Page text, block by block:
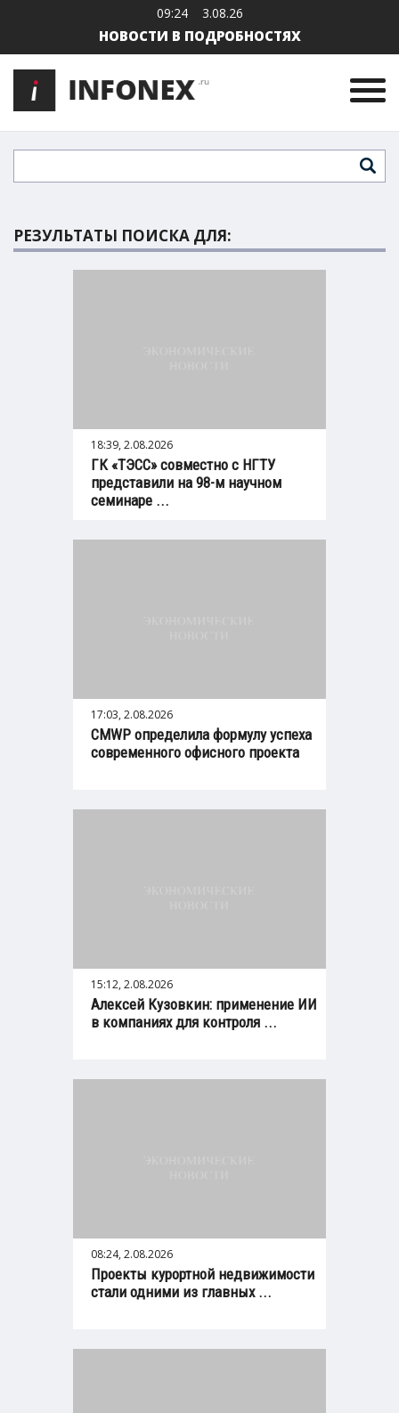
09:24 3.08.26
НОВОСТИ В ПОДРОБНОСТЯХ
РЕЗУЛЬТАТЫ ПОИСКА ДЛЯ:
18:39, 2.08.2026
ГК «ТЭСС» совместно с НГТУ
представили на 98-м научном
семинаре ...
17:03, 2.08.2026
CMWP определила формулу успеха
современного офисного проекта
15:12, 2.08.2026
Алексей Кузовкин: применение ИИ
в компаниях для контроля ...
08:24, 2.08.2026
Проекты курортной недвижимости
стали одними из главных ...